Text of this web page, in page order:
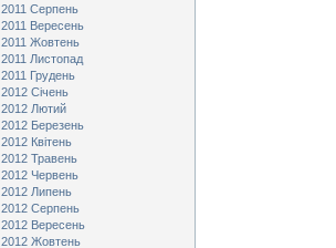
2011 Серпень
2011 Вересень
2011 Жовтень
2011 Листопад
2011 Грудень
2012 Січень
2012 Лютий
2012 Березень
2012 Квітень
2012 Травень
2012 Червень
2012 Липень
2012 Серпень
2012 Вересень
2012 Жовтень